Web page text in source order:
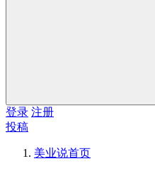
登录 注册
投稿
美业说首页